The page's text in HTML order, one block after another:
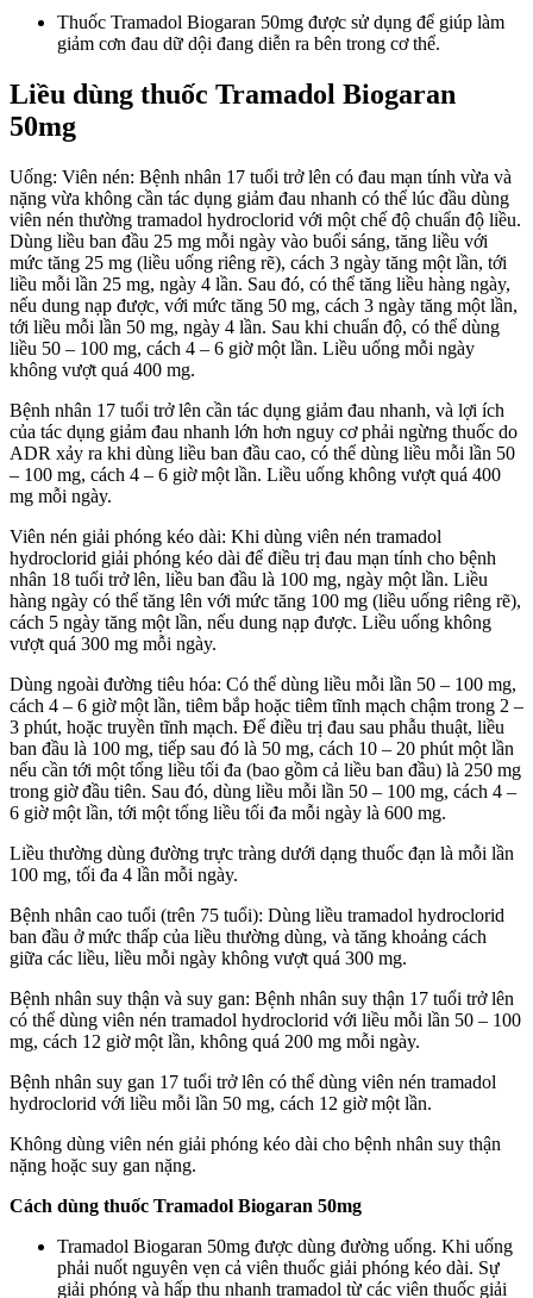
Thuốc Tramadol Biogaran 50mg được sử dụng để giúp làm
giảm cơn đau dữ dội đang diễn ra bên trong cơ thể.
Liều dùng thuốc Tramadol Biogaran
50mg
Uống: Viên nén: Bệnh nhân 17 tuổi trở lên có đau mạn tính vừa và
nặng vừa không cần tác dụng giảm đau nhanh có thể lúc đầu dùng
viên nén thường tramadol hydroclorid với một chế độ chuẩn độ liều.
Dùng liều ban đầu 25 mg mỗi ngày vào buổi sáng, tăng liều với
mức tăng 25 mg (liều uống riêng rẽ), cách 3 ngày tăng một lần, tới
liều mỗi lần 25 mg, ngày 4 lần. Sau đó, có thể tăng liều hàng ngày,
nếu dung nạp được, với mức tăng 50 mg, cách 3 ngày tăng một lần,
tới liều mỗi lần 50 mg, ngày 4 lần. Sau khi chuẩn độ, có thể dùng
liều 50 – 100 mg, cách 4 – 6 giờ một lần. Liều uống mỗi ngày
không vượt quá 400 mg.
Bệnh nhân 17 tuổi trở lên cần tác dụng giảm đau nhanh, và lợi ích
của tác dụng giảm đau nhanh lớn hơn nguy cơ phải ngừng thuốc do
ADR xảy ra khi dùng liều ban đầu cao, có thể dùng liều mỗi lần 50
– 100 mg, cách 4 – 6 giờ một lần. Liều uống không vượt quá 400
mg mỗi ngày.
Viên nén giải phóng kéo dài: Khi dùng viên nén tramadol
hydroclorid giải phóng kéo dài để điều trị đau mạn tính cho bệnh
nhân 18 tuổi trở lên, liều ban đầu là 100 mg, ngày một lần. Liều
hàng ngày có thể tăng lên với mức tăng 100 mg (liều uống riêng rẽ),
cách 5 ngày tăng một lần, nếu dung nạp được. Liều uống không
vượt quá 300 mg mỗi ngày.
Dùng ngoài đường tiêu hóa: Có thể dùng liều mỗi lần 50 – 100 mg,
cách 4 – 6 giờ một lần, tiêm bắp hoặc tiêm tĩnh mạch chậm trong 2 –
3 phút, hoặc truyền tĩnh mạch. Để điều trị đau sau phẫu thuật, liều
ban đầu là 100 mg, tiếp sau đó là 50 mg, cách 10 – 20 phút một lần
nếu cần tới một tổng liều tối đa (bao gồm cả liều ban đầu) là 250 mg
trong giờ đầu tiên. Sau đó, dùng liều mỗi lần 50 – 100 mg, cách 4 –
6 giờ một lần, tới một tổng liều tối đa mỗi ngày là 600 mg.
Liều thường dùng đường trực tràng dưới dạng thuốc đạn là mỗi lần
100 mg, tối đa 4 lần mỗi ngày.
Bệnh nhân cao tuổi (trên 75 tuổi): Dùng liều tramadol hydroclorid
ban đầu ở mức thấp của liều thường dùng, và tăng khoảng cách
giữa các liều, liều mỗi ngày không vượt quá 300 mg.
Bệnh nhân suy thận và suy gan: Bệnh nhân suy thận 17 tuổi trở lên
có thể dùng viên nén tramadol hydroclorid với liều mỗi lần 50 – 100
mg, cách 12 giờ một lần, không quá 200 mg mỗi ngày.
Bệnh nhân suy gan 17 tuổi trở lên có thể dùng viên nén tramadol
hydroclorid với liều mỗi lần 50 mg, cách 12 giờ một lần.
Không dùng viên nén giải phóng kéo dài cho bệnh nhân suy thận
nặng hoặc suy gan nặng.
Cách dùng thuốc Tramadol Biogaran 50mg
Tramadol Biogaran 50mg được dùng đường uống. Khi uống
phải nuốt nguyên vẹn cả viên thuốc giải phóng kéo dài. Sự
giải phóng và hấp thu nhanh tramadol từ các viên thuốc giải